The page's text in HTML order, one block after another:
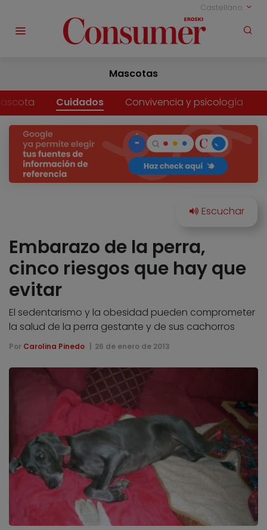
Castellano
Mascotas
Cuidados Convivencia y psicología
Embarazo de la perra,
cinco riesgos que hay que
evitar
El sedentarismo y la obesidad pueden comprometer
la salud de la perra gestante y de sus cachorros
Por Carolina Pinedo 26 de enero de 2013